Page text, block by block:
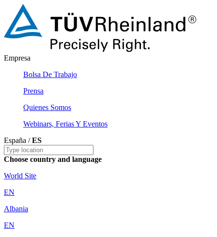
Empresa
Bolsa De Trabajo
Prensa
Quienes Somos
Webinars, Ferias Y Eventos
España /ES
Choose country and language
World Site
EN
Albania
EN